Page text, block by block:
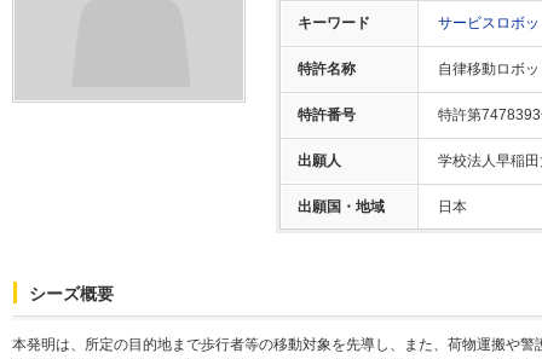
キーワード サービスロボ
特許名称 自律移動ロボ
特許番号 特許第
出願人 学校法人早稲
出願国・地域 日本
シーズ概要
本発明は、所定の目的地まで歩行者等の移動対象を先導し、また、荷物運搬や